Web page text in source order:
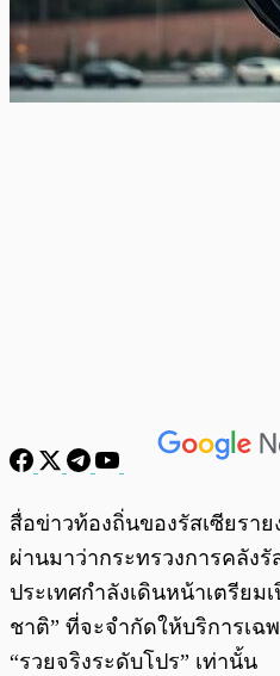
พร้อมเล่น
สื่อข่าวท้องถิ่นของรัสเซียรา
ผ่านมาว่ากระทรวงการคลัง
ประเทศกำลังเดินหน้าเตรียม
ชาติ” ที่จะจำกัดให้บริการเ
“รวยจริงระดับโปร” เท่านั้น